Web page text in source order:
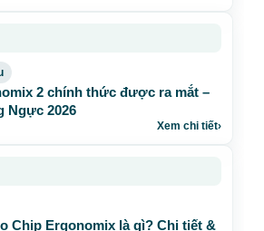
2 chính thức được ra mắt –
Ngực 2026
Xem chi tiết›
Chip Ergonomix là gì? Chi tiết &